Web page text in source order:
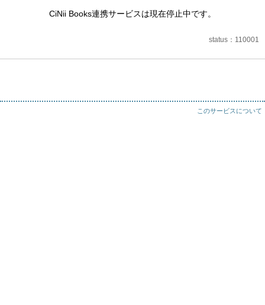
CiNii Books連携サービスは現在停止中です。
status 110001
このサービスについて